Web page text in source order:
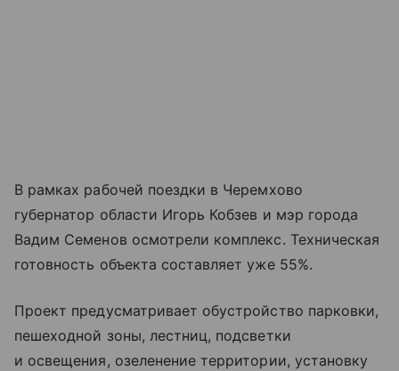
В рамках рабочей поездки в Черемхово
губернатор области Игорь Кобзев и мэр города
Вадим Семенов осмотрели комплекс. Техническая
готовность объекта составляет уже 55%.
Проект предусматривает обустройство парковки,
пешеходной зоны, лестниц, подсветки
и освещения, озеленение территории, установку